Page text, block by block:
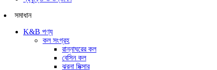
সমাধান
K&B পণ্য
কল সংগ্রহ
রান্নাঘরের কল
বেসিন কল
ঝরনা মিক্সার